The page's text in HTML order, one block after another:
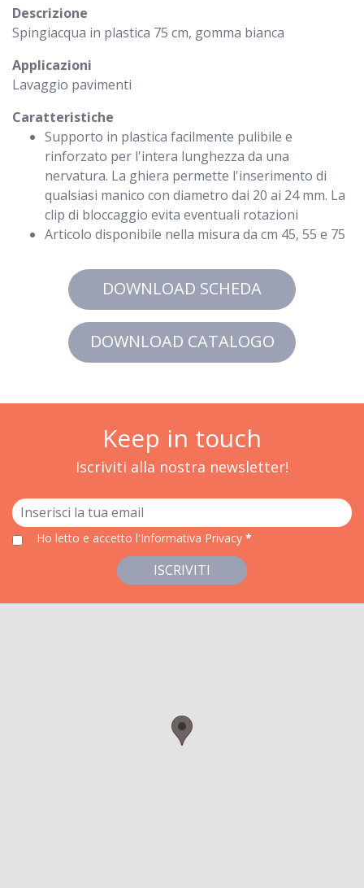
Descrizione
Spingiacqua in plastica 75 cm, gomma bianca
Applicazioni
Lavaggio pavimenti
Caratteristiche
Supporto in plastica facilmente pulibile e
rinforzato per l'intera lunghezza da una
nervatura. La ghiera permette l'inserimento di
qualsiasi manico con diametro dai 20 ai 24 mm. La
clip di bloccaggio evita eventuali rotazioni
Articolo disponibile nella misura da cm 45, 55 e 75
DOWNLOAD SCHEDA
DOWNLOAD CATALOGO
Keep in touch
Iscriviti alla nostra newsletter!
ISCRIVITI
Ho letto e accetto l'Informativa Privacy *